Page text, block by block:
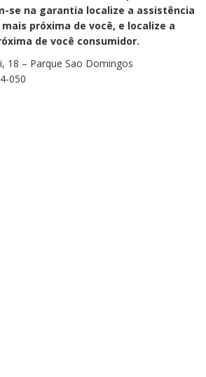
se na garantia localize a assistência
próxima de você, e localize a
de você consumidor.
18 – Parque Sao Domingos
050